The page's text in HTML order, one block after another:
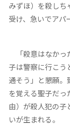
みずほ）を殺しち
受け、急いでアパ
「殺意はなかっ
子は警察に行こう
通そう」と懇願。
を覚える聖子だっ
由）が殺人犯の子
いが生まれる。